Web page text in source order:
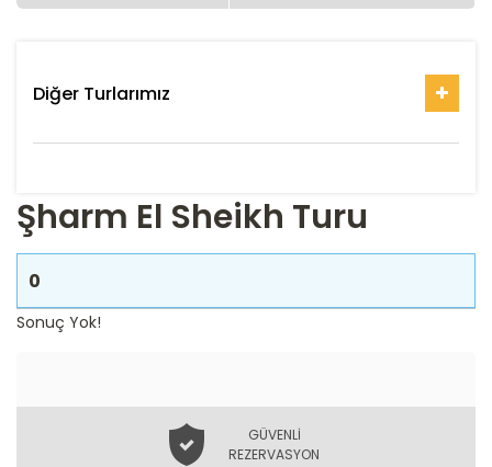
Diğer Turlarımız
Şharm El Sheikh Turu
0
Sonuç Yok!
GÜVENLİ
REZERVASYON